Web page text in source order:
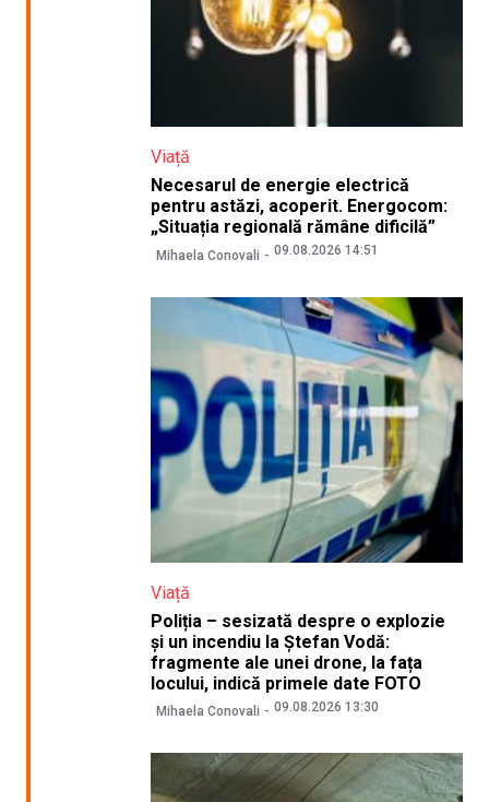
Viață
Necesarul de energie electrică
pentru astăzi, acoperit. Energocom:
„Situația regională rămâne dificilă”
Mihaela Conovali 09.08.2026 14:51
Viață
Poliția – sesizată despre o explozie
și un incendiu la Ștefan Vodă:
fragmente ale unei drone, la fața
locului, indică primele date FOTO
Mihaela Conovali 09.08.2026 13:30